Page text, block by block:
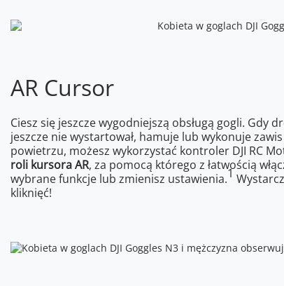
AR Cursor
Ciesz się jeszcze wygodniejszą obsługą gogli. Gdy
jeszcze nie wystartował, hamuje lub wykonuje
powietrzu, możesz wykorzystać kontroler DJI RC
roli kursora AR, za pomocą którego z łatwością
wybrane funkcje lub zmienisz ustawienia.1
kliknięć!